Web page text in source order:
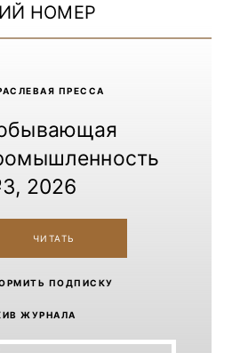
НОМЕР
ПРЕССА
2026
ЧИТАТЬ
ПОДПИСКУ
ЖУРНАЛА